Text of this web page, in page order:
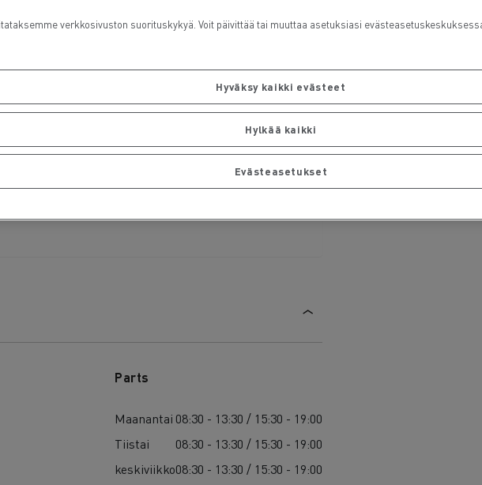
Parts
Maanantai 08:30 - 13:30 / 15:30 - 19:00
Tiistai
08:30 - 13:30 / 15:30 - 19:00
keskiviikko08:30 - 13:30 / 15:30 - 19:00
verkkosivuston suorituskykyä. Voit päivittää tai muuttaa asetuksiasi
Hyväksy kaikki evästeet
Hylkää kaikki
Evästeasetukset